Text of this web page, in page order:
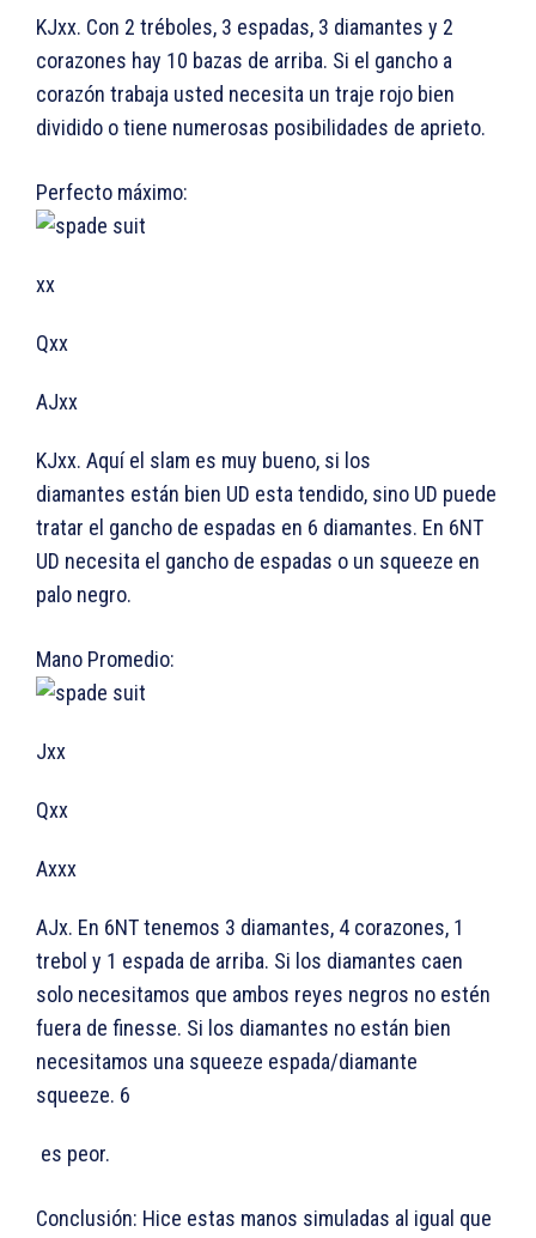
KJxx. Con 2 tréboles, 3 espadas, 3 diamantes y 2
corazones hay 10 bazas de arriba. Si el gancho a
corazón trabaja usted necesita un traje rojo bien
dividido o tiene numerosas posibilidades de aprieto.
Perfecto máximo:
xx
Qxx
AJxx
KJxx. Aquí el slam es muy bueno, si los
diamantes están bien UD esta tendido, sino UD puede
tratar el gancho de espadas en 6 diamantes. En 6NT
UD necesita el gancho de espadas o un squeeze en
palo negro.
Mano Promedio:
Jxx
Qxx
Axxx
AJx. En 6NT tenemos 3 diamantes, 4 corazones, 1
trebol y 1 espada de arriba. Si los diamantes caen
solo necesitamos que ambos reyes negros no estén
fuera de finesse. Si los diamantes no están bien
necesitamos una squeeze espada/diamante
squeeze. 6
es peor.
Conclusión: Hice estas manos simuladas al igual que